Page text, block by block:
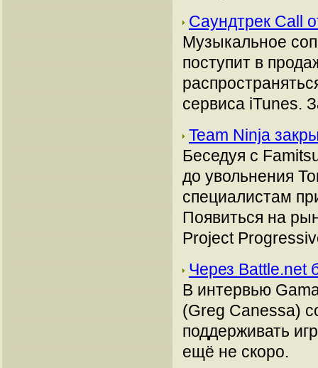
Саундтрек Call
Музыкальное
поступит в
сервиса iTunes.
Team Ninja
Беседуя с
до увольнения
специалистам
Появиться на
Project
Через Battle.net
В интервью
(Greg Canessa)
поддерживать
ещё не скоро.